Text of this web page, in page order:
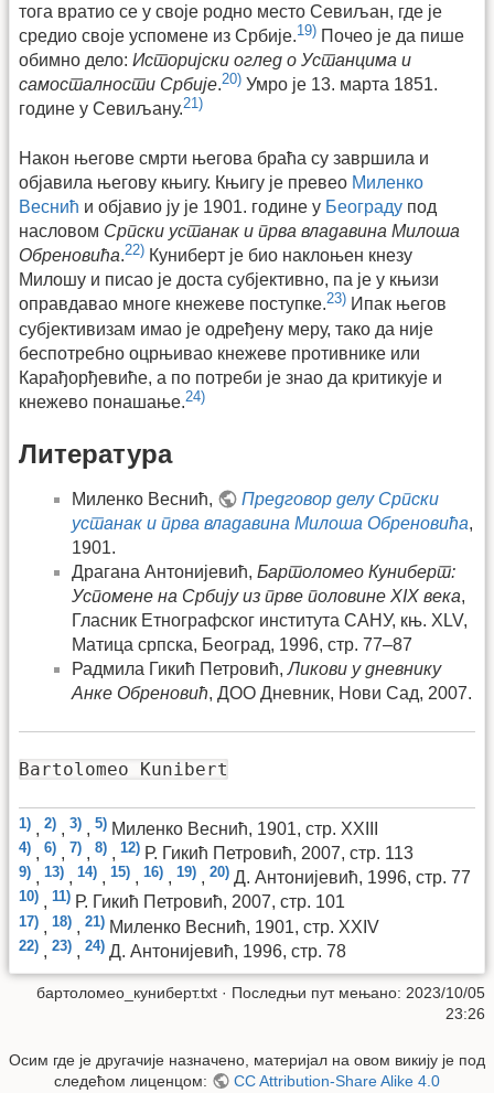
тога вратио се у своје родно место Севиљан, где је
средио своје успомене из Србије.19) Почео је да пише
обимно дело: Историјски оглед о Устанцима и
самосталности Србије.20) Умро је 13. марта 1851.
године у Севиљану.21)
Након његове смрти његова браћа су завршила и
објавила његову књигу. Књигу је превео Миленко
Веснић и објавио ју је 1901. године у Београду под
насловом Српски устанак и прва владавина Милоша
Обреновића.22) Куниберт је био наклоњен кнезу
Милошу и писао је доста субјективно, па је у књизи
оправдавао многе кнежеве поступке.23) Ипак његов
субјективизам имао је одређену меру, тако да није
беспотребно оцрњивао кнежеве противнике или
Карађорђевиће, а по потреби је знао да критикује и
кнежево понашање.24)
Литература
Миленко Веснић,
Предговор делу Српски
устанак и прва владавина Милоша Обреновића,
1901.
Драгана Антонијевић, Бартоломео Куниберт:
Успомене на Србију из прве половине XIX века,
Гласник Етнографског института САНУ, књ. XLV,
Матица српска, Београд, 1996, стр. 77–87
Радмила Гикић Петровић,Ликови у дневнику
Анке Обреновић, ДОО Дневник, Нови Сад, 2007.
Bartolomeo Kunibert
1) , 2) , 3) , 5) Миленко Веснић, 1901, стр. XXIII
4) , 6) , 7) , 8) , 12) Р. Гикић Петровић, 2007, стр. 113
9) , 13) , 14) , 15) , 16) , 19) , 20) Д. Антонијевић, 1996, стр. 77
10) , 11) Р. Гикић Петровић, 2007, стр. 101
17) , 18) , 21) Миленко Веснић, 1901, стр. XXIV
22) , 23) , 24) Д. Антонијевић, 1996, стр. 78
бартоломео_куниберт.txt · Последњи пут мењано: 2023/10/05
23:26
Осим где је другачије назначено, материјал на овом викију је под
следећом лиценцом:
CC Attribution-Share Alike 4.0